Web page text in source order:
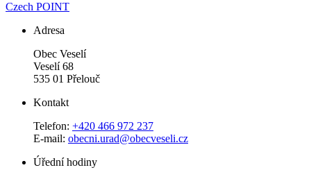
Czech POINT
Adresa
Obec Veselí
Veselí 68
535 01 Přelouč
Kontakt
Telefon: +420 466 972 237
E-mail: obecni.urad@obecveseli.cz
Úřední hodiny